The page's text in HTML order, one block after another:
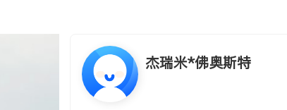
杰瑞米*佛奥斯特